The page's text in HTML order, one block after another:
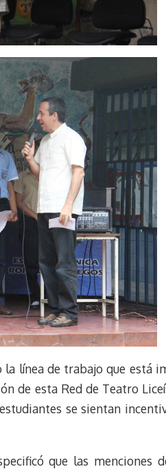
línea de trabajo que está
de esta Red de Teatro
se sientan
que las menciones